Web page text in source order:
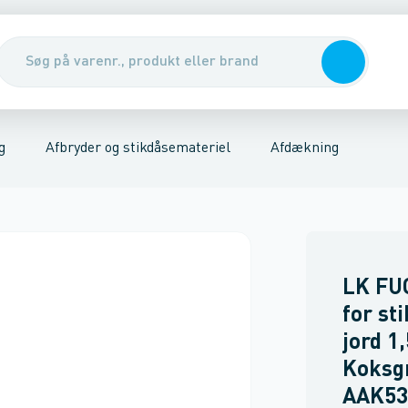
Kabler, rør & jording/udligningTavler, kabelskabe & DIN-
Afbryder og stikdåsemateriel Afdækning
Udendørs stikkontakterStikkontakter Trykknap
LK
for
jord